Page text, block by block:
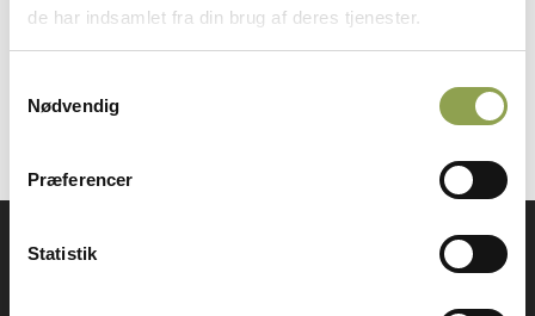
de har indsamlet fra din brug af deres tjenester.
Nødvendig
Præferencer
Statistik
Jagten kan drives på både flyvende og løbende
vildt og …
Få adgang til alt indhold &